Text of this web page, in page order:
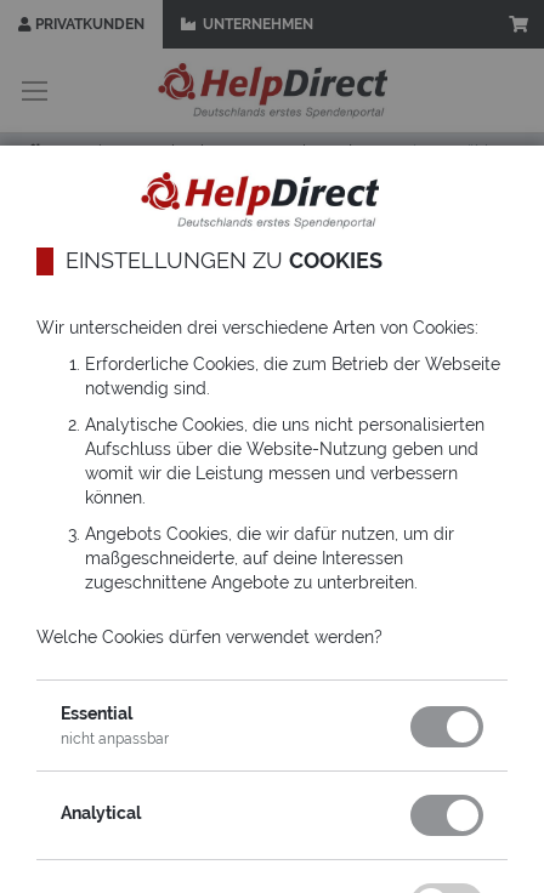
PRIVATKUNDEN UNTERNEHMEN
Inhalt
Startseite Schenken E-HelpCard Variante wählen
Filtern
Hochzeit
Motiven
AUSWÄHLEN & WEITER
EINSTELLUNGEN ZU COOKIES
Wir unterscheiden drei verschiedene Arten von Cookies:
Erforderliche Cookies, die zum Betrieb der Webseite
notwendig sind.
Analytische Cookies, die uns nicht personalisierten
Aufschluss über die Website-Nutzung geben und
womit wir die Leistung messen und verbessern
können.
Angebots Cookies, die wir dafür nutzen, um dir
maßgeschneiderte, auf deine Interessen
zugeschnittene Angebote zu unterbreiten.
Welche Cookies dürfen verwendet werden?
Essential
nicht anpassbar
Analytical